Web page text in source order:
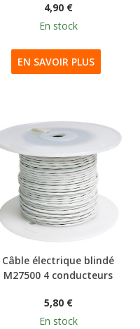
4,90 €
En stock
EN SAVOIR PLUS
Câble électrique blindé
M27500 4 conducteurs
5,80 €
En stock